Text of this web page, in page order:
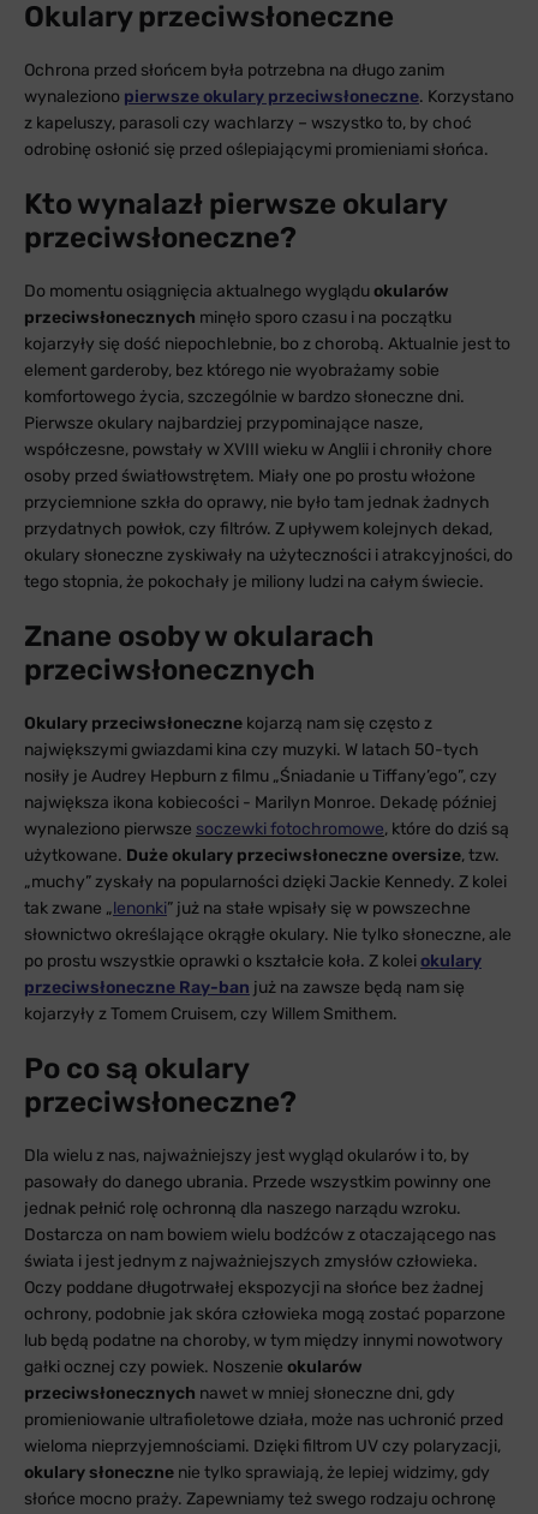
Okulary przeciwsłoneczne
Ochrona przed słońcem była potrzebna na długo zanim
wynaleziono pierwsze okulary przeciwsłoneczne. Korzystano
z kapeluszy, parasoli czy wachlarzy – wszystko to, by choć
odrobinę osłonić się przed oślepiającymi promieniami słońca.
Kto wynalazł pierwsze okulary
przeciwsłoneczne?
Do momentu osiągnięcia aktualnego wygląduokularów
przeciwsłonecznych minęło sporo czasu i na początku
kojarzyły się dość niepochlebnie, bo z chorobą. Aktualnie jest to
element garderoby, bez którego nie wyobrażamy sobie
komfortowego życia, szczególnie w bardzo słoneczne dni.
Pierwsze okulary najbardziej przypominające nasze,
współczesne, powstały w XVIII wieku w Anglii i chroniły chore
osoby przed światłowstrętem. Miały one po prostu włożone
przyciemnione szkła do oprawy, nie było tam jednak żadnych
przydatnych powłok, czy filtrów. Z upływem kolejnych dekad,
okulary słoneczne zyskiwały na użyteczności i atrakcyjności, do
tego stopnia, że pokochały je miliony ludzi na całym świecie.
Znane osoby w okularach
przeciwsłonecznych
Okulary przeciwsłoneczne kojarzą nam się często z
największymi gwiazdami kina czy muzyki. W latach 50-tych
nosiły je Audrey Hepburn z filmu „Śniadanie u Tiffany’ego”, czy
największa ikona kobiecości - Marilyn Monroe. Dekadę później
wynaleziono pierwsze soczewki fotochromowe, które do dziś są
użytkowane. Duże okulary przeciwsłoneczne oversize, tzw.
„muchy” zyskały na popularności dzięki Jackie Kennedy. Z kolei
tak zwane „lenonki” już na stałe wpisały się w powszechne
słownictwo określające okrągłe okulary. Nie tylko słoneczne, ale
po prostu wszystkie oprawki o kształcie koła. Z koleiokulary
przeciwsłoneczne Ray-ban już na zawsze będą nam się
kojarzyły z Tomem Cruisem, czy Willem Smithem.
Po co są okulary
przeciwsłoneczne?
Dla wielu z nas, najważniejszy jest wygląd okularów i to, by
pasowały do danego ubrania. Przede wszystkim powinny one
jednak pełnić rolę ochronną dla naszego narządu wzroku.
Dostarcza on nam bowiem wielu bodźców z otaczającego nas
świata i jest jednym z najważniejszych zmysłów człowieka.
Oczy poddane długotrwałej ekspozycji na słońce bez żadnej
ochrony, podobnie jak skóra człowieka mogą zostać poparzone
lub będą podatne na choroby, w tym między innymi nowotwory
gałki ocznej czy powiek. Noszenie okularów
przeciwsłonecznych nawet w mniej słoneczne dni, gdy
promieniowanie ultrafioletowe działa, może nas uchronić przed
wieloma nieprzyjemnościami. Dzięki filtrom UV czy polaryzacji,
okulary słoneczne nie tylko sprawiają, że lepiej widzimy, gdy
słońce mocno praży. Zapewniamy też swego rodzaju ochronę